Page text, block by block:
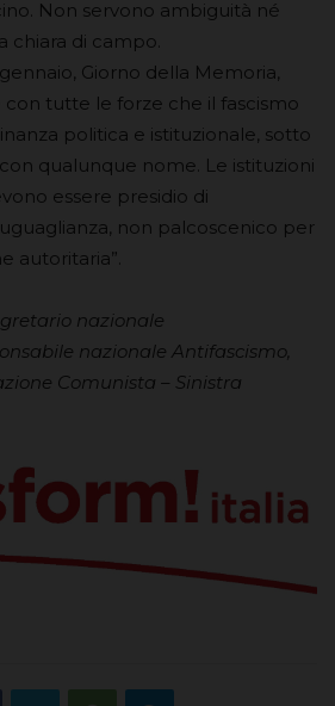
Non servono ambiguità né
chiara di campo.
Giorno della Memoria,
tutte le forze che il fascismo
politica e istituzionale, sotto
qualunque nome. Le istituzioni
essere presidio di
non palcoscenico per
autoritaria”.
nazionale
nazionale Antifascismo,
Comunista – Sinistra